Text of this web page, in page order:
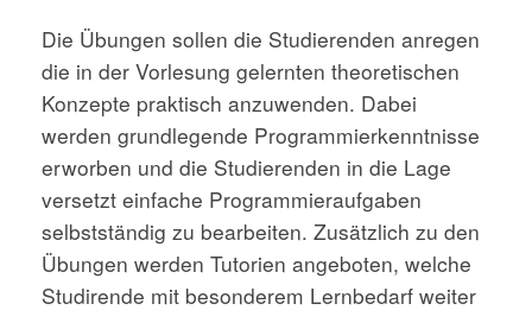
Die Übungen sollen die Studierenden anregen
die in der Vorlesung gelernten theoretischen
Konzepte praktisch anzuwenden. Dabei
werden grundlegende Programmierkenntnisse
erworben und die Studierenden in die Lage
versetzt einfache Programmieraufgaben
selbstständig zu bearbeiten. Zusätzlich zu den
Übungen werden Tutorien angeboten, welche
Studirende mit besonderem Lernbedarf weiter